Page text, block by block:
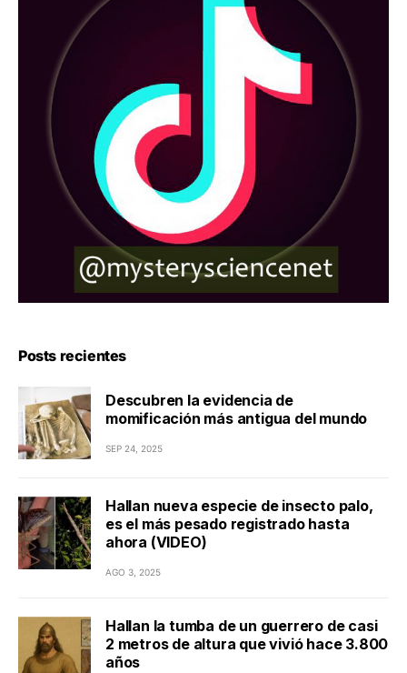
Posts recientes
Descubren la evidencia de
momificación más antigua del mundo
SEP 24, 2025
Hallan nueva especie de insecto palo,
es el más pesado registrado hasta
ahora (VIDEO)
AGO 3, 2025
Hallan la tumba de un guerrero de casi
2 metros de altura que vivió hace 3.800
años